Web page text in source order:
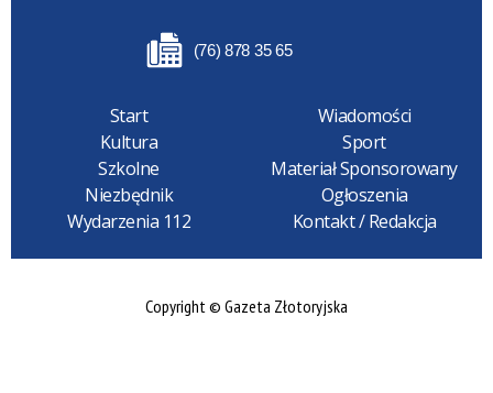
(76) 878 35 65
Start
Wiadomości
Kultura
Sport
Szkolne
Materiał Sponsorowany
Niezbędnik
Ogłoszenia
Wydarzenia 112
Kontakt / Redakcja
Copyright © Gazeta Złotoryjska